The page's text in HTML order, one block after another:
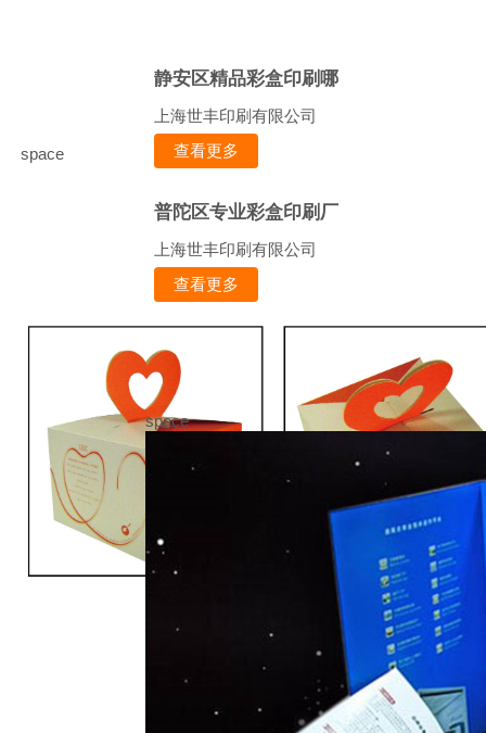
静安区精品彩盒印刷哪
上海世丰印刷有限公司
查看更多
space
普陀区专业彩盒印刷厂
上海世丰印刷有限公司
查看更多
space